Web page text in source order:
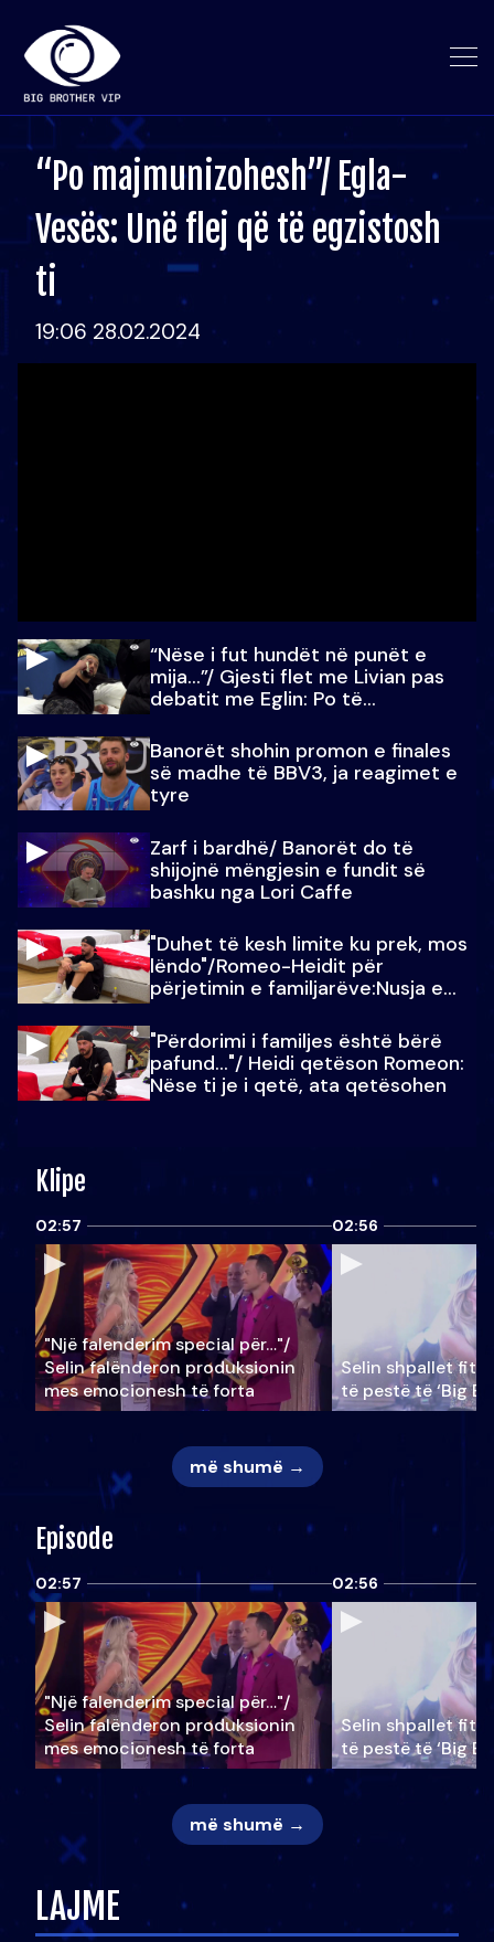
“Po majmunizohesh”/ Egla-
Vesës: Unë flej që të egzistosh
ti
19:06 28.02.2024
“Nëse i fut hundët në punët e
mija…”/ Gjesti flet me Livian pas
debatit me Eglin: Po të
Banorët shohin promon e finales
së madhe të BBV3, ja reagimet e
tyre
Zarf i bardhë/ Banorët do të
shijojnë mëngjesin e fundit së
bashku nga Lori Caffe
"Duhet të kesh limite ku prek, mos
lëndo"/Romeo-Heidit për
përjetimin e familjarëve:Nusja e
"Përdorimi i familjes është bërë
pafund…"/ Heidi qetëson Romeon:
Nëse ti je i qetë, ata qetësohen
Klipe
02:57
"Një falenderim special për…"/
Selin falënderon produksionin
mes emocionesh të forta
02:56
Selin shpallet
të pestë të ‘Big
më shumë →
Episode
02:57
"Një falenderim special për…"/
Selin falënderon produksionin
mes emocionesh të forta
02:56
Selin shpallet
të pestë të ‘Big
më shumë →
LAJME